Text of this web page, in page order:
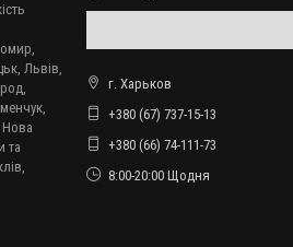
Львів,
Нова
та
г. Харьков
+380 (67) 737-15-13
+380 (66) 74-111-73
8:00-20:00 Щодня